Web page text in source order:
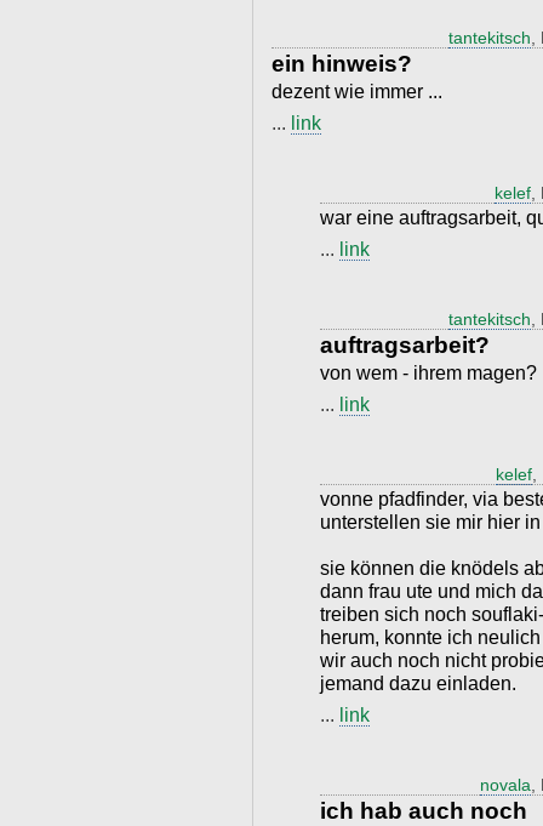
tantekitsch
ein hinweis?
dezent wie immer ...
... link
kelef
war eine auftragsarbeit,
... link
tantekitsch
auftragsarbeit?
von wem - ihrem magen?
... link
kelef
vonne pfadfinder, via
unterstellen sie mir hier
sie können die knödels
dann frau ute und mich
treiben sich noch
herum, konnte ich
wir auch noch nicht
jemand dazu einladen.
... link
novala
ich hab auch noch